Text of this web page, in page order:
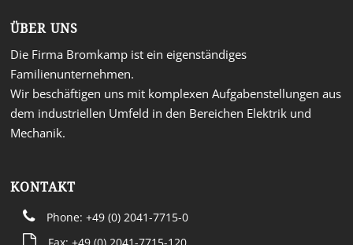
ÜBER UNS
Die Firma Bromkamp ist ein eigenständiges
Familienunternehmen.
Wir beschäftigen uns mit komplexen Aufgabenstellungen aus
dem industriellen Umfeld in den Bereichen Elektrik und
Mechanik.
KONTAKT
Phone: +49 (0) 2041-7715-0